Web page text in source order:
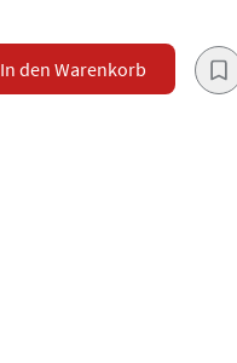
In den Warenkorb